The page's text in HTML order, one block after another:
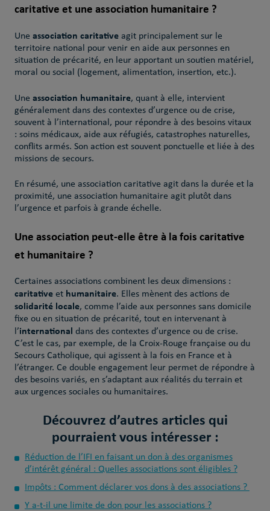
caritative et une association humanitaire ?
Une association caritativeagit principalement sur le
territoire national pour venir en aide aux personnes en
situation de précarité, en leur apportant un soutien matériel,
moral ou social (logement, alimentation, insertion, etc.).
Une association humanitaire, quant à elle, intervient
généralement dans des contextes d’urgence ou de crise,
souvent à l’international, pour répondre à des besoins vitaux
: soins médicaux, aide aux réfugiés, catastrophes naturelles,
conflits armés. Son action est souvent ponctuelle et liée à des
missions de secours.
En résumé, une association caritative agit dans la durée et la
proximité, une association humanitaire agit plutôt dans
l’urgence et parfois à grande échelle.
Une association peut-elle être à la fois caritative
et humanitaire ?
Certaines associations combinent les deux dimensions :
caritativeet humanitaire. Elles mènent des actions de
solidarité locale, comme l’aide aux personnes sans domicile
fixe ou en situation de précarité, tout en intervenant à
l’international dans des contextes d’urgence ou de crise.
C’est le cas, par exemple, de la Croix-Rouge française ou du
Secours Catholique, qui agissent à la fois en France et à
l’étranger. Ce double engagement leur permet de répondre à
des besoins variés, en s’adaptant aux réalités du terrain et
aux urgences sociales ou humanitaires.
Découvrez d’autres articles qui
pourraient vous intéresser :
Réduction de l’IFI en faisant un don à des organismes
d’intérêt général : Quelles associations sont éligibles ?
Impôts : Comment déclarer vos dons à des associations ?
Y a-t-il une limite de don pour les associations ?